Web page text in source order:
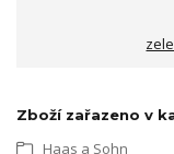
Zboží zařazeno v
Haas a Sohn